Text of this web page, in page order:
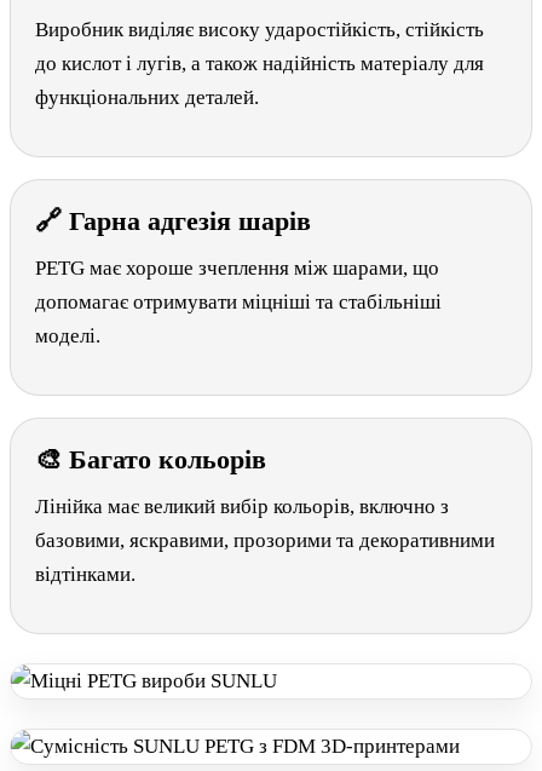
Виробник виділяє високу ударостійкість, стійкість
до кислот і лугів, а також надійність матеріалу для
функціональних деталей.
🔗 Гарна адгезія шарів
PETG має хороше зчеплення між шарами, що
допомагає отримувати міцніші та стабільніші
моделі.
🎨 Багато кольорів
Лінійка має великий вибір кольорів, включно з
базовими, яскравими, прозорими та декоративними
відтінками.